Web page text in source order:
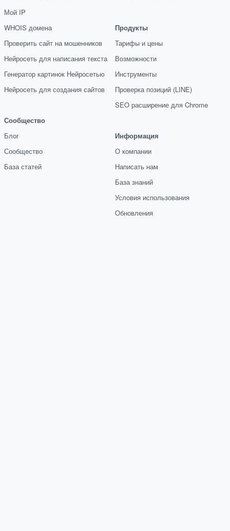
Мой IP
WHOIS домена
Проверить сайт на мошенников
Нейросеть для написания текста
Генератор картинок Нейросетью
Нейросеть для создания сайтов
Сообщество
Блог
Сообщество
База статей
Продукты
Тарифы и цены
Возможности
Инструменты
Проверка позиций (LINE)
SEO расширение для Chrome
Информация
О компании
Написать нам
База знаний
Условия использования
Обновления